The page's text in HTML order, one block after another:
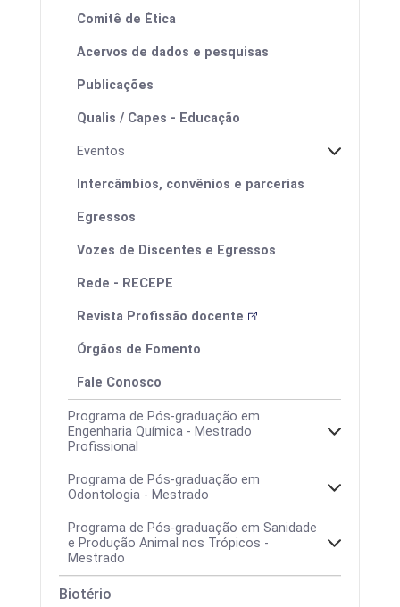
Comitê de Ética
Acervos de dados e pesquisas
Publicações
Qualis / Capes - Educação
Eventos
I ProfEduca - Mostra de Produtos
Intercâmbios, convênios e parcerias
Egressos
Vozes de Discentes e Egressos
Rede - RECEPE
Revista Profissão docente
Órgãos de Fomento
Fale Conosco
Programa de Pós-graduação em
Engenharia Química - Mestrado
Profissional
Programa de Pós-graduação em
Odontologia - Mestrado
Área de concentração
Programa de Pós-graduação em Sanidade
e Produção Animal nos Trópicos -
Mestrado
Biotério